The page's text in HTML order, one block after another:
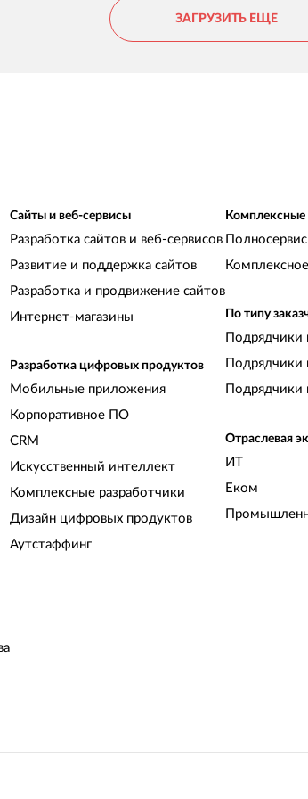
ЗАГРУЗИТЬ ЕЩЕ
Сайты и веб-сервисы
Разработка сайтов и веб-сервисов
Развитие и поддержка сайтов
Разработка и продвижение сайтов
Интернет-магазины
Разработка цифровых продуктов
Мобильные приложения
Корпоративное ПО
CRM
Искусственный интеллект
Комплексные разработчики
Дизайн цифровых продуктов
Аутстаффинг
Комплексные
По типу
Подрядчики
Подрядчики
Подрядчики
Отраслевая
ИТ
Еком